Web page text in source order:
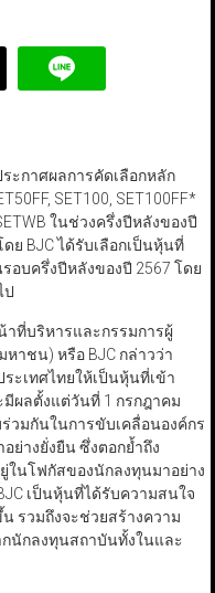
ะกาศผลการคัดเลือกหลัก
SET100, SET100FF*
ในช่วงครึ่งปีหลังของปี
ย BJC ได้รับเลือกเป็นหุ้นที่
อบครึ่งปีหลังของปี 2567 โดย
ป
าที่บริหารและกรรมการผู้
หาชน) หรือ BJC กล่าวว่า
ะเทศไทยให้เป็นหุ้นที่เข้า
ผลตั้งแต่วันที่ 1 กรกฎาคม
วมกันในการขับเคลื่อนองค์กร
ย่างยั่งยืน ซึ่งตอกย้ำถึง
ในโฟกัสของนักลงทุนมาอย่าง
เป็นหุ้นที่ได้รับความสนใจ
รวมถึงจะช่วยสร้างความ
นักลงทุนสถาบันทั้งในและ